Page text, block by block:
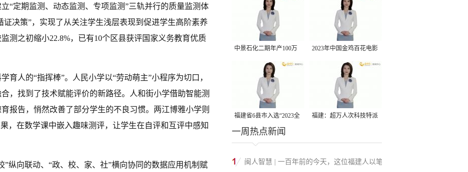
“定期监测、动态监测、专项监测”三轨并行的质量监测体
证决策”，实现了从关注学生浅层表现到促进学生高阶素养
测之初缩小22.8%，已有10个区县获评国家义务教育优质
育人的“指挥棒”。人民小学以“劳动萌主”小程序为切口，
，找到了技术赋能评价的新路径。人和街小学借助智能测
报告，悄然改善了部分学生的不良习惯。两江博雅小学则
，在数学课中嵌入趣味测评，让学生在自评和互评中感知
”纵向联动、“政、校、家、社”横向协同的数据应用机制赋
中景石化二期年产100万
吨丙烷脱氢项目建成中交
2023年中国金鸡百花电影
节有福电影巡展31日启动
福建省6县市入选“2023全
国县域发展潜力百强县”
福建：超万人次科技特派
一周热点新闻
闽人智慧 | 一百年前的今天，这位福建人以笔